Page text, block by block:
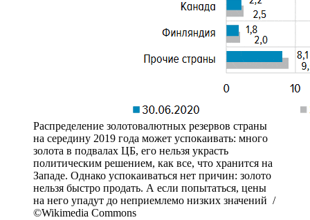
Распределение золотовалютных резервов страны
на середину 2019 года может успокаивать: много
золота в подвалах ЦБ, его нельзя украсть
политическим решением, как все, что хранится на
Западе. Однако успокаиваться нет причин: золото
нельзя быстро продать. А если попытаться, цены
на него упадут до неприемлемо низких значений /
©Wikimedia Commons